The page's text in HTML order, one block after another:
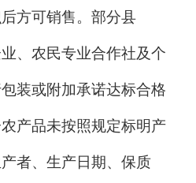
方可销售。 部分县
、农民专业合作社及个
装或附加承诺达标合格
产品未按照规定标明产
者、生产日期、保质